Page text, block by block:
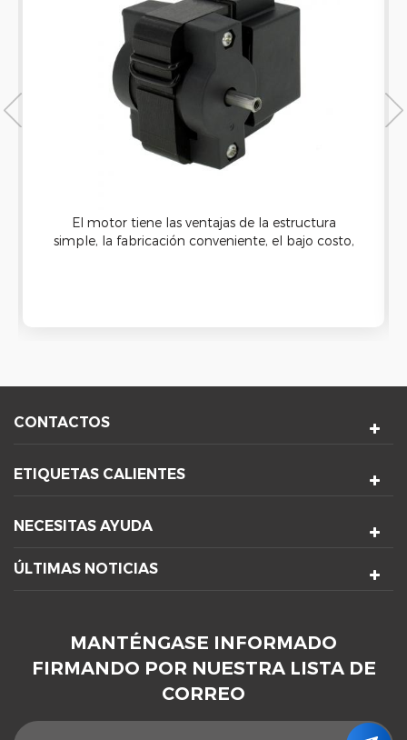
El motor tiene las ventajas de la estructura
simple, la fabricación conveniente, el bajo costo,
CONTACTOS
ETIQUETAS CALIENTES
NECESITAS AYUDA
ÚLTIMAS NOTICIAS
MANTÉNGASE INFORMADO
FIRMANDO POR NUESTRA LISTA DE
CORREO